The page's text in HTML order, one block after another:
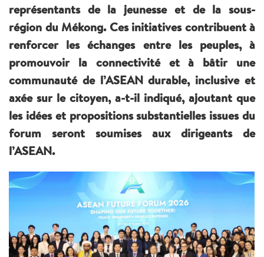
représentants de la jeunesse et de la sous-
région du Mékong. Ces initiatives contribuent à
renforcer les échanges entre les peuples, à
promouvoir la connectivité et à bâtir une
communauté de l’ASEAN durable, inclusive et
axée sur le citoyen, a-t-il indiqué, ajoutant que
les idées et propositions substantielles issues du
forum seront soumises aux dirigeants de
l’ASEAN.